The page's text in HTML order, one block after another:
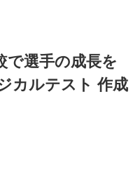
で選手の成長を
カルテスト 作成